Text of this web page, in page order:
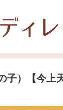
子）【今上